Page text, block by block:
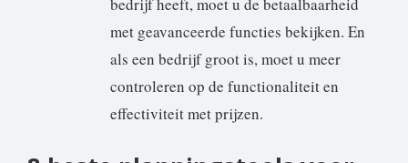
met geavanceerde functies bekijken. En
als een bedrijf groot is, moet u meer
controleren op de functionaliteit en
effectiviteit met prijzen.